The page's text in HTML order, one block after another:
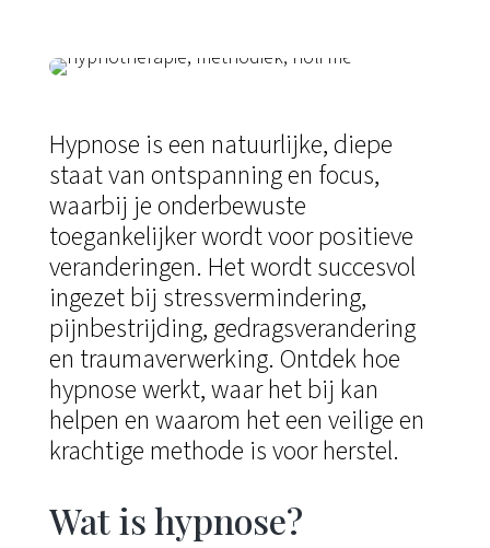
Hypnose is een natuurlijke, diepe
staat van ontspanning en focus,
waarbij je onderbewuste
toegankelijker wordt voor positieve
veranderingen. Het wordt succesvol
ingezet bij stressvermindering,
pijnbestrijding, gedragsverandering
en traumaverwerking. Ontdek hoe
hypnose werkt, waar het bij kan
helpen en waarom het een veilige en
krachtige methode is voor herstel.
Wat is hypnose?